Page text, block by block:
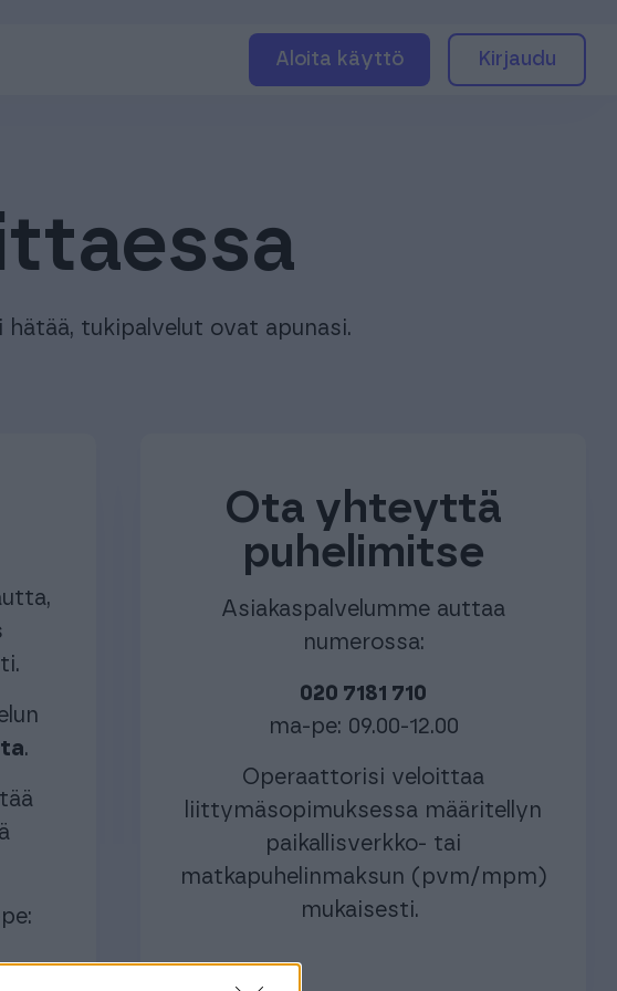
Aloita käyttö Kirjaudu
hätää, tukipalvelut ovat apunasi.
.
Ota yhteyttä
puhelimitse
Asiakaspalvelumme auttaa
numerossa:
020 7181 710
ma-pe: 09.00-12.00
Operaattorisi veloittaa
liittymäsopimuksessa määritellyn
paikallisverkko- tai
matkapuhelinmaksun (pvm/mpm)
mukaisesti.